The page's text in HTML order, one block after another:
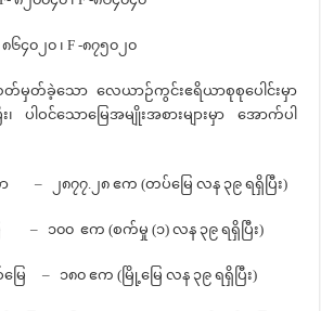
F -၈၇၅၀၂၀
ာ လေယာဉ်ကွင်းဧရိယာစုစုပေါင်းမှာ
ပါဝင်သော‌မြေအမျိုးအစားများမှာ အောက်ပါ
၂၈၇၇.၂၈ ဧက (တပ်မြေ လန ၃၉ ရရှိပြီး)
၁၀၀ ဧက (စက်မှု (၁) လန ၃၉ ရရှိပြီး)
၁၈၀ ဧက (မြို့‌မြေ လန ၃၉ ရရှိပြီး)